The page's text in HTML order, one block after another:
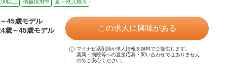
以上 積極採用中 夏～秋入職可
45歳モデル
歳～45歳モデル
この求人に興味がある
マイナビ薬剤師が求人情報を無料でご提供します。
薬局・病院等への直接応募・問い合わせではありません
のでご安心ください。